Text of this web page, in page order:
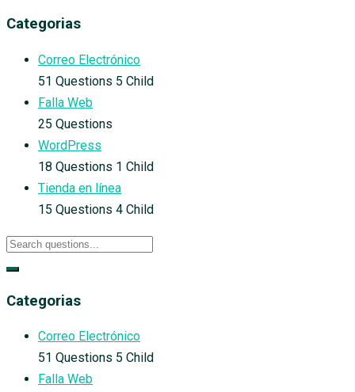
Categorias
Correo Electrónico
51 Questions 5 Child
Falla Web
25 Questions
WordPress
18 Questions 1 Child
Tienda en línea
15 Questions 4 Child
Categorias
Correo Electrónico
51 Questions 5 Child
Falla Web